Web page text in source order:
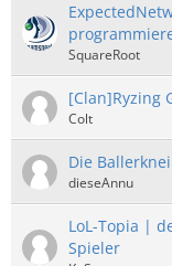
SquareRoot
[Clan]Ryzing
Colt
Die
dieseAnnu
LoL-Topia |
Spieler